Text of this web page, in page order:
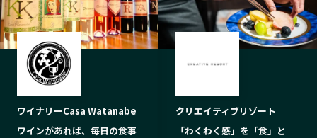
ワイナリーCasa Watanabe
ワインがあれば、毎日の食事
クリエイティブリゾート
「わくわく感」を「食」と